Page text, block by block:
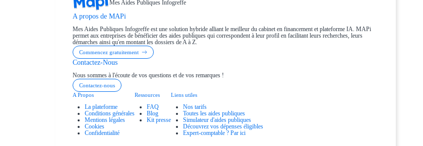
Mes Aides Publiques Infogreffe
A propos de MAPi
Mes Aides Publiques Infogreffe est une solution hybride alliant le meilleur du cabinet en financement et plateforme IA. MAPi
permet aux entreprises de bénéficier des aides publiques qui correspondent à leur profil en facilitant leurs recherches, leurs
démarches ainsi qu'en montant les dossiers de A à Z.
Commencez gratuitement
Contactez-Nous
Nous sommes à l'écoute de vos questions et de vos remarques !
Contactez-nous
A Propos
La plateforme
Conditions générales
Mentions légales
Cookies
Confidentialité
Ressources
FAQ
Blog
Kit presse
Liens utiles
Nos tarifs
Toutes les aides publiques
Simulateur d'aides publiques
Découvrez vos dépenses éligibles
Expert-comptable ? Par ici